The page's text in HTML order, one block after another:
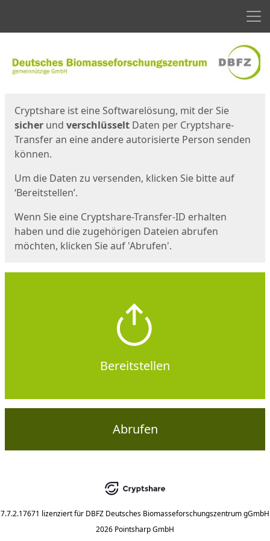
Cryptshare ist eine Softwarelösung, mit der Sie
sicher und verschlüsselt Daten per Cryptshare-
Transfer an eine andere autorisierte Person senden
können.
Um die Daten zu versenden, klicken Sie bitte auf
‘Bereitstellen’.
Wenn Sie eine Cryptshare-Transfer-ID erhalten
haben und die zugehörigen Dateien abrufen
möchten, klicken Sie auf 'Abrufen'.
Bereitstellen
Abrufen
7.7.2.17671 lizenziert für DBFZ Deutsches Biomasseforschungszentrum gGmbH
2026 Pointsharp GmbH